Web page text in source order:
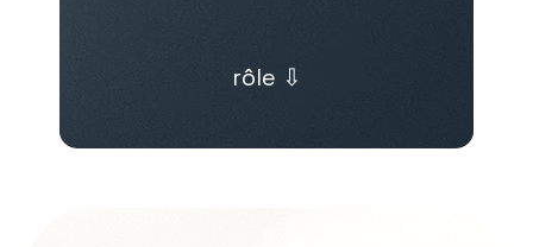
rôle ⇩